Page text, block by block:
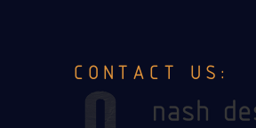
CONTACT US: